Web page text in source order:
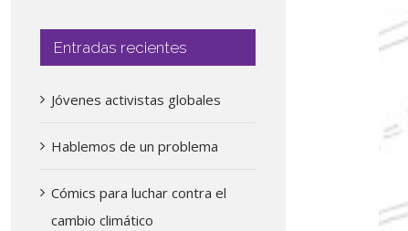
Entradas recientes
Jóvenes activistas globales
Hablemos de un problema
Cómics para luchar contra el
cambio climático